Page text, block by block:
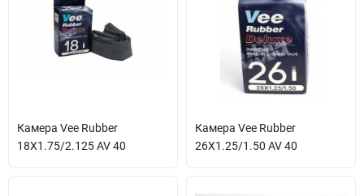
Камера Vee Rubber
18X1.75/2.125 AV 40
Камера Vee Rubber
26X1.25/1.50 AV 40